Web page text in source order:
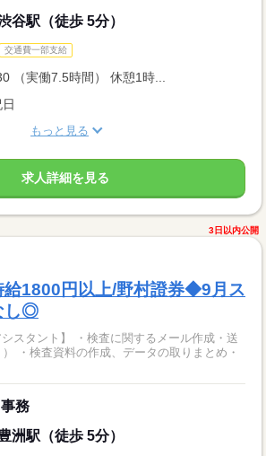
谷駅（徒歩 5分）
交通費一部支給
（実働7.5時間） 休憩1時...
もっと見る
求人詳細を見る
3日以内公開
給1800円以上/野村證券◆9月ス
し◎
に関するメール作成・送
・検査資料の作成、データの取りまとめ・
務
洲駅（徒歩 5分）